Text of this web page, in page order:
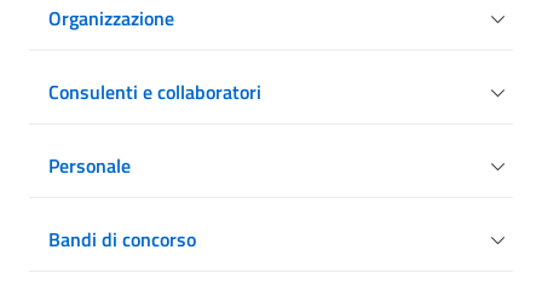
Organizzazione
Consulenti e collaboratori
Personale
Bandi di concorso